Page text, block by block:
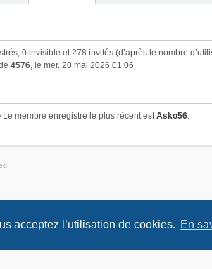
acceptez l’utilisation de cookies. En
0 invisible et 278 invités (d’après le nombre
4576, le mer. 20 mai 2026 01:06
Le membre enregistré le plus récent estAsko56.